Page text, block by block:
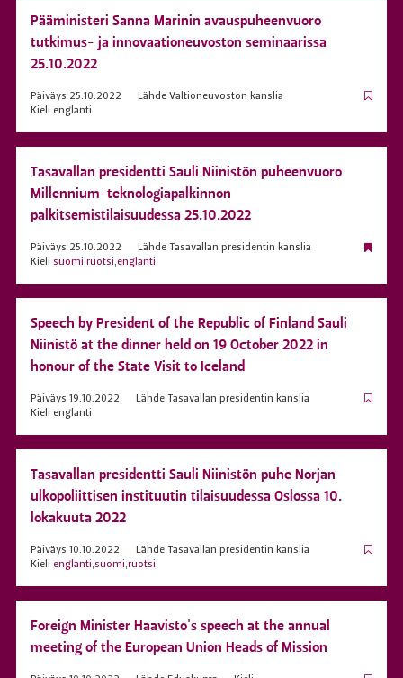
Pääministeri Sanna Marinin avauspuheenvuoro
tutkimus- ja innovaationeuvoston seminaarissa
25.10.2022
Päiväys 25.10.2022 LähdeValtioneuvoston kanslia
Kieli englanti
Tasavallan presidentti Sauli Niinistön puheenvuoro
Millennium-teknologiapalkinnon
palkitsemistilaisuudessa 25.10.2022
Päiväys 25.10.2022 LähdeTasavallan presidentin kanslia
Kieli suomi,ruotsi,englanti
Speech by President of the Republic of Finland Sauli
Niinistö at the dinner held on 19 October 2022 in
honour of the State Visit to Iceland
Päiväys 19.10.2022 LähdeTasavallan presidentin kanslia
Kieli englanti
Tasavallan presidentti Sauli Niinistön puhe Norjan
ulkopoliittisen instituutin tilaisuudessa Oslossa 10.
lokakuuta 2022
Päiväys 10.10.2022 LähdeTasavallan presidentin kanslia
Kieli englanti,suomi,ruotsi
Foreign Minister Haavisto's speech at the annual
meeting of the European Union Heads of Mission